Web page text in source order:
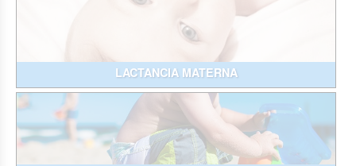
LACTANCIA MATERNA